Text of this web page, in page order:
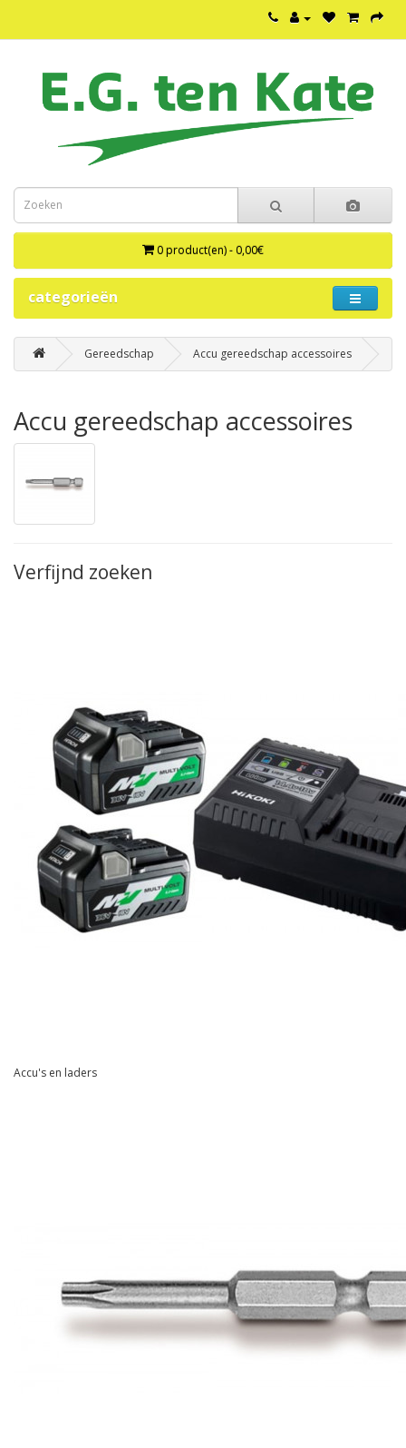
0 product(en) - 0,00€
categorieën
Gereedschap Accu gereedschap accessoires
Accu gereedschap accessoires
Verfijnd zoeken
Accu's en laders